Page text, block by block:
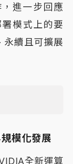
進一步回應
模式上的要
永續且可擴展
模化發展
全新運算